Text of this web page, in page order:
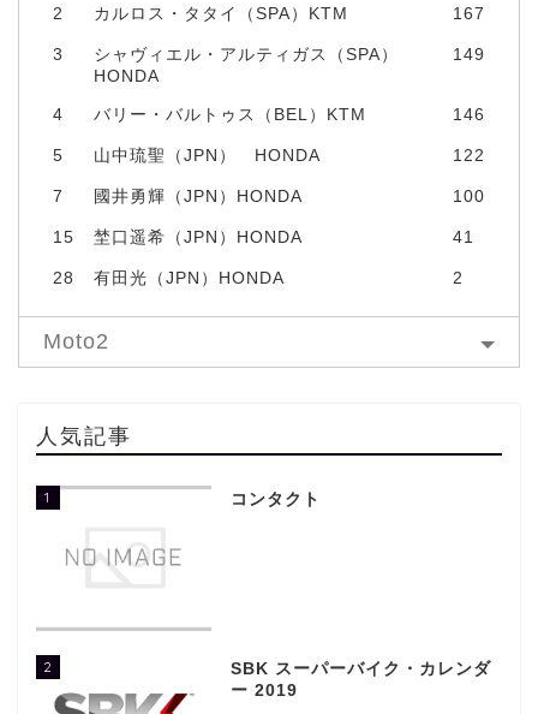
2 カルロス・タタイ（SPA）KTM 167
3
シャヴィエル・アルティガス（SPA）
HONDA
149
4 バリー・バルトゥス（BEL）KTM 146
5 山中琉聖（JPN） HONDA 122
7 國井勇輝（JPN）HONDA 100
15 埜口遥希（JPN）HONDA 41
28 有田光（JPN）HONDA 2
Moto2
人気記事
1 コンタクト
2
SBK スーパーバイク・カレンダ
ー 2019